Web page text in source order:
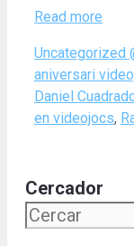
Read more
Categories
Uncategorized
aniversari
Daniel
en videojocs,
Cercador